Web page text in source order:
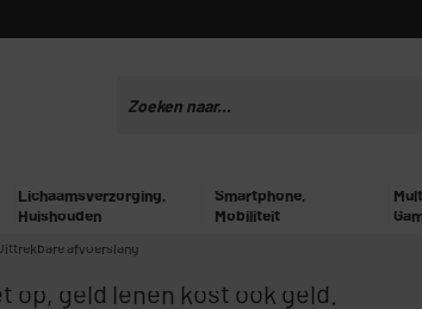
Lichaamsverzorging,
Huishouden
Smartphone,
Mobiliteit
afvoerslang
op, geld lenen kost ook geld.